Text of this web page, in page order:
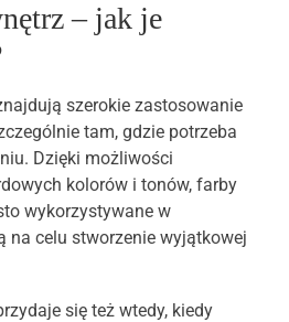
– jak je
szerokie zastosowanie
tam, gdzie potrzeba
Dzięki możliwości
kolorów i tonów, farby
wykorzystywane w
na celu stworzenie wyjątkowej
się też wtedy, kiedy